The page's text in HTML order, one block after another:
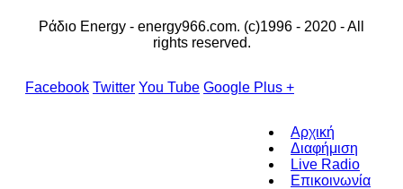
Ράδιο Energy - energy966.com. (c)1996 - 2020 - All
rights reserved.
Facebook Twitter You Tube Google Plus +
Αρχική
Διαφήμιση
Live Radio
Επικοινωνία